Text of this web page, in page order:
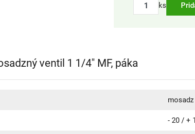
ks
ventil 1 1/4" MF, páka
mosadz
- 20 / +